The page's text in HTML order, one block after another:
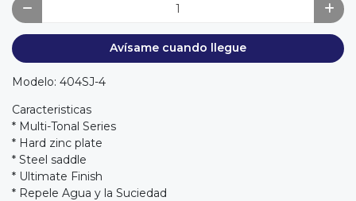
Avísame cuando llegue
Modelo: 404SJ-4
Caracteristicas
* Multi-Tonal Series
* Hard zinc plate
* Steel saddle
* Ultimate Finish
* Repele Agua y la Suciedad